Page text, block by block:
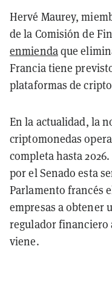
Hervé Maurey,
de la Comisión de
enmiendaque
Francia tiene
plataformas de
En la actualidad, la
criptomonedas
completa hasta
por el Senado esta
Parlamento francés
empresas a obtener
regulador financiero
viene.